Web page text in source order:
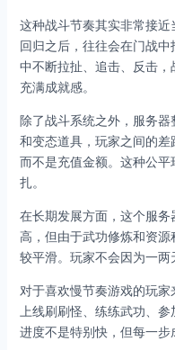
这种战斗节奏其实非常接
回归之后，往往会在门战
中不断拉扯、追击、反击
充满成就感。
除了战斗系统之外，服务
和变态道具，玩家之间的差
而不是充值金额。这种公
扎。
在长期发展方面，这个服
高，但由于武功修炼和资
较平滑。玩家不会因为一两
对于喜欢慢节奏游戏的玩
上线刷刷怪、练练武功、
进度不是特别快，但每一步